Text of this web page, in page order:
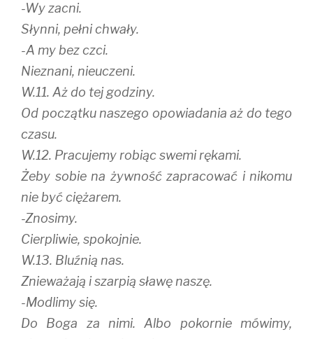
-Wy zacni.
Słynni, pełni chwały.
-A my bez czci.
Nieznani, nieuczeni.
W.11. Aż do tej godziny.
Od początku naszego opowiadania aż do tego
czasu.
W.12. Pracujemy robiąc swemi rękami.
Żeby sobie na żywność zapracować i nikomu
nie być ciężarem.
-Znosimy.
Cierpliwie, spokojnie.
W.13. Bluźnią nas.
Znieważają i szarpią sławę naszę.
-Modlimy się.
Do Boga za nimi. Albo pokornie mówimy,